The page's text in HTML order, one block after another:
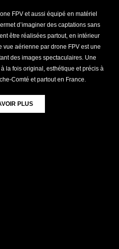
FPV et aussi équipé en matériel
d’imaginer des captations sans
être réalisées partout, en intérieur
vue aérienne par drone FPV est une
des images spectaculaires. Une
la fois original, esthétique et précis à
Comté et partout en France.
PLUS